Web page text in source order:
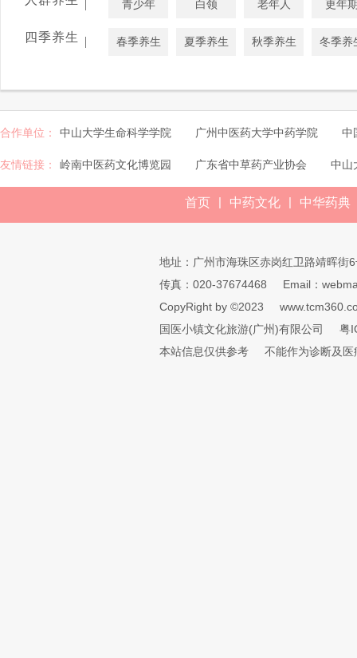
青少年 白领 老年人 更年
四季养生 | 春季养生 夏季养生 秋季养生 冬季养
合作单位： 中山大学生命科学学院 广州中医药大学中药学院 中
友情链接： 岭南中医药文化博览园 广东省中草药产业协会 中山
首页 | 中药文化 | 中华药典
地址：广州市海珠区赤岗红卫路靖晖街
传真：020-37674468
Email：
CopyRight by ©2023
国医小镇文化旅游(广州)有限公司
粤
本站信息仅供参考
不能作为诊断及医